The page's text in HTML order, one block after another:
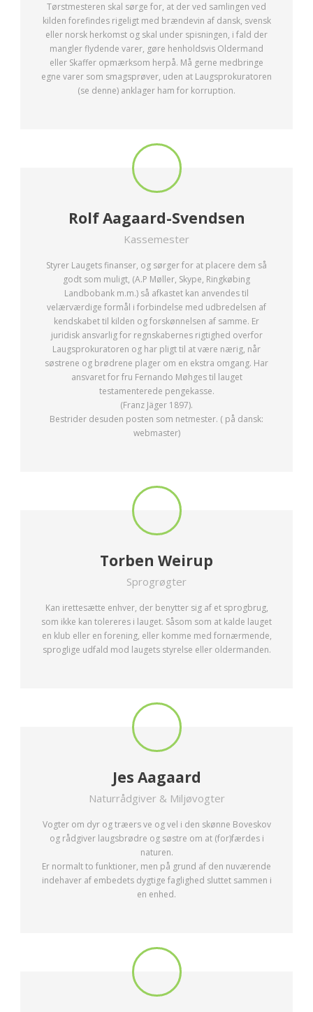
Tørstmesteren skal sørge for, at der ved samlingen ved
kilden forefindes rigeligt med brændevin af dansk, svensk
eller norsk herkomst og skal under spisningen, i fald der
mangler flydende varer, gøre henholdsvis Oldermand
eller Skaffer opmærksom herpå. Må gerne medbringe
egne varer som smagsprøver, uden at Laugsprokuratoren
(se denne) anklager ham for korruption.
Rolf Aagaard-Svendsen
Kassemester
Styrer Laugets finanser, og sørger for at placere dem så
godt som muligt, (A.P Møller, Skype, Ringkøbing
Landbobank m.m.) så afkastet kan anvendes til
velærværdige formål i forbindelse med udbredelsen af
kendskabet til kilden og forskønnelsen af samme. Er
juridisk ansvarlig for regnskabernes rigtighed overfor
Laugsprokuratoren og har pligt til at være nærig, når
søstrene og brødrene plager om en ekstra omgang. Har
ansvaret for fru Fernando Møhges til lauget
testamenterede pengekasse.
(Franz Jäger 1897).
Bestrider desuden posten som netmester. ( på dansk:
webmaster)
Torben Weirup
Sprogrøgter
Kan irettesætte enhver, der benytter sig af et sprogbrug,
som ikke kan tolereres i lauget. Såsom som at kalde lauget
en klub eller en forening, eller komme med fornærmende,
sproglige udfald mod laugets styrelse eller oldermanden.
Jes Aagaard
Naturrådgiver & Miljøvogter
Vogter om dyr og træers ve og vel i den skønne Boveskov
og rådgiver laugsbrødre og søstre om at (for)færdes i
naturen.
Er normalt to funktioner, men på grund af den nuværende
indehaver af embedets dygtige faglighed sluttet sammen i
en enhed.